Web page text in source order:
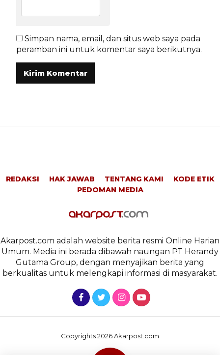
Simpan nama, email, dan situs web saya pada
peramban ini untuk komentar saya berikutnya.
REDAKSI HAK JAWAB TENTANG KAMI
KODE ETIK
PEDOMAN MEDIA
Akarpost.com adalah website berita resmi Online Harian
Umum. Media ini berada dibawah naungan PT Herandy
Gutama Group, dengan menyajikan berita yang
berkualitas untuk melengkapi informasi di masyarakat.
Copyrights 2026 Akarpost.com